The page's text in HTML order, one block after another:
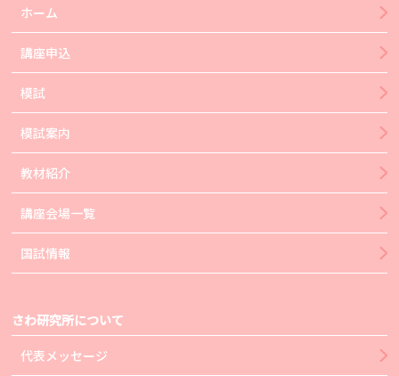
ホーム
講座申込
模試
模試案内
教材紹介
講座会場一覧
国試情報
さわ研究所について
代表メッセージ